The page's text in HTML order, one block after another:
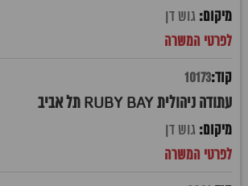
גוש דן
10173
עתודה ניהולית RUBY BAY תל אביב
גוש דן